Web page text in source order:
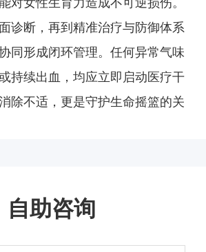
诊断，再到精准治疗与防御体系
同形成闭环管理。任何异常气味
持续出血，均应立即启动医疗干
不适，更是守护生命摇篮的关
自助咨询